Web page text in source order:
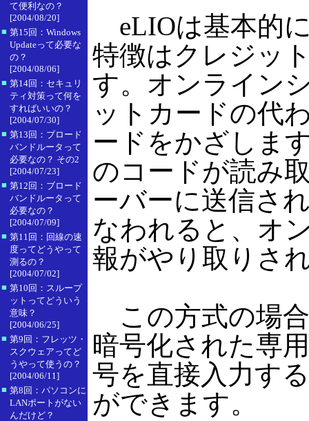
て便利なの？
[2004/08/20]
■ 第15回：Windows
Updateって必要な
の？
[2004/08/06]
■ 第14回：セキュリ
ティ対策って何を
すればいいの？
[2004/07/30]
■ 第13回：ブロード
バンドルータって
必要なの？ その2
[2004/07/23]
■ 第12回：ブロード
バンドルータって
必要なの？
[2004/07/09]
■ 第11回：回線の速
度ってどうやって
測るの？
[2004/07/02]
■ 第10回：スループ
ットってどういう
意味？
[2004/06/25]
■ 第9回：フレッツ・
スクウェアってど
うやって使うの？
[2004/06/11]
■ 第8回：パソコンに
LANポートがない
んだけど？
eLIOは基本的
特徴はクレジッ
す。オンライン
ットカードの代
ードをかざしま
のコードが読み
ーバーに送信さ
なわれると、オ
報がやり取りさ
この方式の場
暗号化された専
号を直接入力す
ができます。